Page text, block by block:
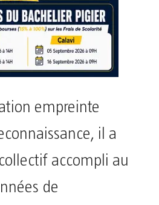
empreinte
il a
accompli au
de